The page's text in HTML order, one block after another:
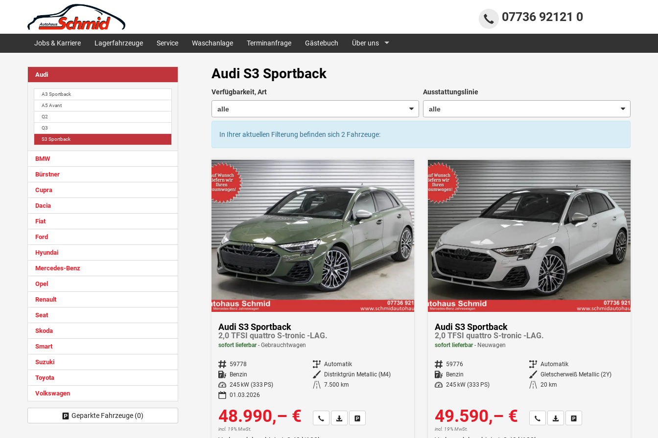
07736 92121 0
Jobs & Karriere Lagerfahrzeuge Service Waschanlage Terminanfrage Gästebuch Über uns
Audi S3 Sportback
Verfügbarkeit, Art Ausstattungslinie
In Ihrer aktuellen Filterung befinden sich 2 Fahrzeuge:
Audi S3 Sportback
2,0 TFSI quattro S-tronic -LAG.
sofort lieferbar Gebrauchtwagen
Fahrzeugnr. 59778 Getriebe Automatik
Kraftstoff Benzin Außenfarbe Distriktgrün Metallic (M4)
Leistung
245 kW (333 PS) Kilometerstand 7.500 km
01.03.2026
48.990,– €
incl. 19% MwSt.
Wir rufen Sie an
Fahrzeugexposé (PDF)
Fahrzeug parken
Audi S3 Sportback
2,0 TFSI quattro S-tronic -LAG.
sofort lieferbar Neuwagen
Fahrzeugnr. 59776 Getriebe Automatik
Kraftstoff Benzin Außenfarbe Gletscherweiß Metallic (2Y)
Leistung
245 kW (333 PS) Kilometerstand 20 km
49.590,– €
incl. 19% MwSt.
Wir rufen Sie an
Fahrzeugexposé (PDF)
Fahrzeug parken
Audi
A3 Sportback
A5 Avant
Q2
Q3
S3 Sportback
BMW
Bürstner
Cupra
Dacia
Fiat
Ford
Hyundai
Mercedes-Benz
Opel
Renault
Seat
Skoda
Smart
Suzuki
Toyota
Volkswagen
Geparkte Fahrzeuge (0)